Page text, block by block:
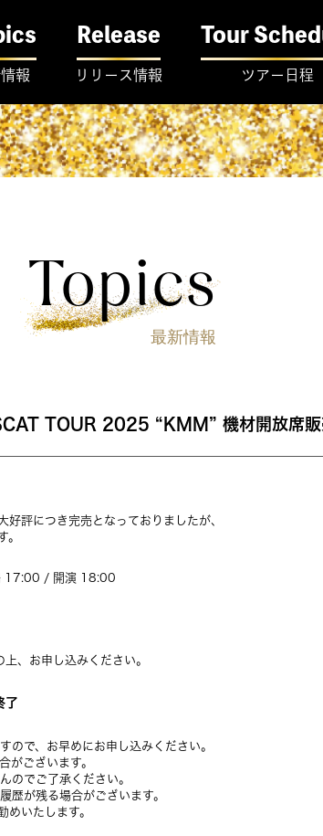
報
Release
リリース情報
Tour
ツアー日程
Topics
最新情報
TOUR 2025 “KMM” 機材開放席販
評につき完売となっておりましたが、
。
17:00 / 開演 18:00
、お申し込みください。
了
で、お早めにお申し込みください。
がございます。
のでご了承ください。
歴が残る場合がございます。
めいたします。